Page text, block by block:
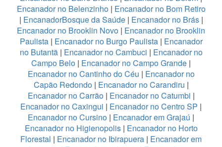
Encanador no Belenzinho| Encanador no Bom Retiro
| EncanadorBosque da Saúde| Encanador no Brás|
Encanador no Brooklin Novo | Encanador no Brooklin
Paulista| Encanador no Burgo Paulista| Encanador
no Butantã| Encanador no Cambuci | Encanador no
Campo Belo | Encanador no Campo Grande |
Encanador no Cantinho do Céu | Encanador no
Capão Redondo| Encanador no Carandiru |
Encanador no Carrão| Encanador no Catumbi |
Encanador no Caxingui | Encanador no Centro SP |
Encanador no Cursino | Encanador em Grajaú |
Encanador no Higienopolis| Encanador no Horto
Florestal | Encanador no Ibirapuera | Encanador em